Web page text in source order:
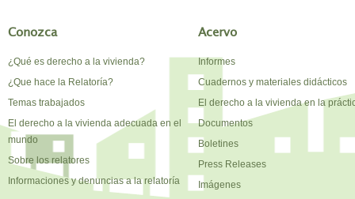
Conozca
¿Qué es derecho a la vivienda?
¿Que hace la Relatoría?
Temas trabajados
El derecho a la vivienda adecuada en el
mundo
Sobre los relatores
Informaciones y denuncias a la relatoría
Acervo
Informes
Cuadernos y materiales didácticos
El derecho a la vivienda en la
Documentos
Boletines
Press Releases
Imágenes